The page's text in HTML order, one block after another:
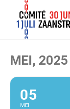
MEI, 2025
05
MEI